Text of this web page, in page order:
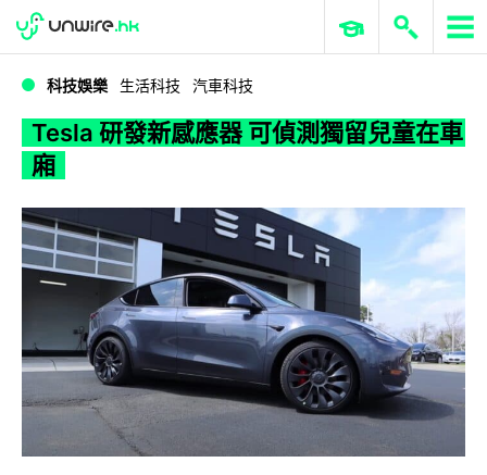
Tesla 研發新感應器 可偵測獨留兒童在車廂
WWDC 2026 ERP 與商業 AI
科技娛樂 生活科技 汽車科技
Tesla 研發新感應器 可偵測獨留兒童在車
廂